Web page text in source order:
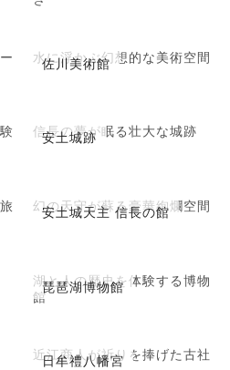
佐川美術館
水に浮かぶ幻想的な美術空間
安土城跡
信長の夢が眠る壮大な城跡
安土城天主 信長の館
幻の天守が蘇る豪華絢爛空間
琵琶湖博物館
湖と人の歴史を体験する博物
館
日牟禮八幡宮
近江商人が祈りを捧げた古社